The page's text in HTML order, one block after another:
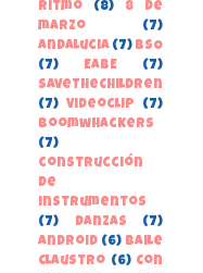
Ritmo (8)
8 de
marzo
(7)
Andalucia (7) BSO
(7)
EABE
(7)
SaveTheChildren
(7) Videoclip
(7)
boomwhackers
(7)
construcción
de
instrumentos
(7)
danzas
(7)
Android (6) Baile
Claustro (6) Con